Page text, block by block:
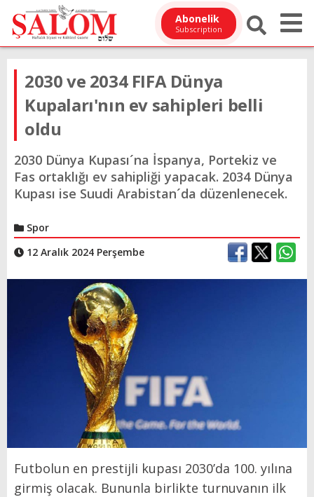
Abonelik
Subscription
2030 ve 2034 FIFA Dünya
Kupaları'nın ev sahipleri belli
oldu
2030 Dünya Kupası´na İspanya, Portekiz ve
Fas ortaklığı ev sahipliği yapacak. 2034 Dünya
Kupası ise Suudi Arabistan´da düzenlenecek.
Spor
12 Aralık 2024 Perşembe
Futbolun en prestijli kupası 2030’da 100. yılına
girmiş olacak. Bununla birlikte turnuvanın ilk